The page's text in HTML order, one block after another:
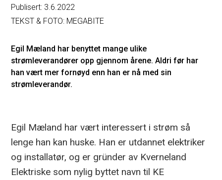
Publisert: 3.6.2022
TEKST & FOTO: MEGABITE
Egil Mæland har benyttet mange ulike
strømleverandører opp gjennom årene. Aldri før har
han vært mer fornøyd enn han er nå med sin
strømleverandør.
Egil Mæland har vært interessert i strøm så
lenge han kan huske. Han er utdannet elektriker
og installatør, og er gründer av Kverneland
Elektriske som nylig byttet navn til KE